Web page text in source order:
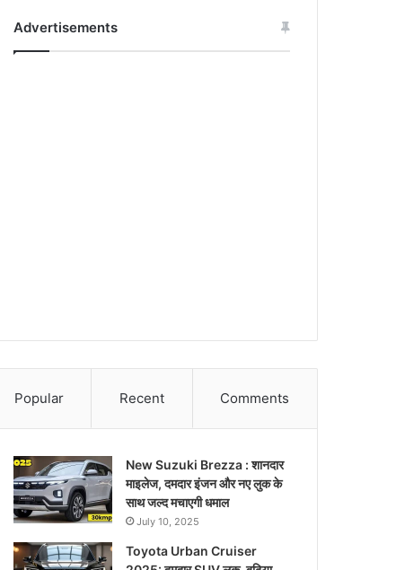
Advertisements
Popular Recent Comments
New Suzuki Brezza : शानदार
माइलेज, दमदार इंजन और नए लुक के
साथ जल्द मचाएगी धमाल
July 10, 2025
Toyota Urban Cruiser